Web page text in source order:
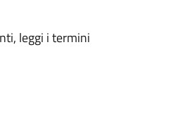
leggi i termini